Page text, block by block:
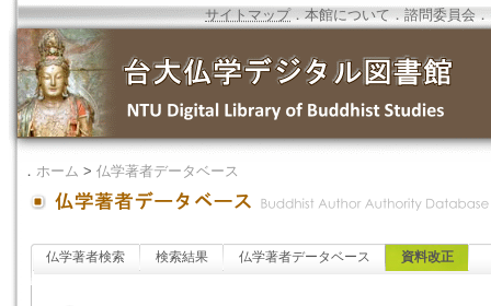
サイトマップ．本館について ．諮問委員会 ．
． ホーム > 仏学著者データベース
仏学著者検索 検索結果 仏学著者データベース 資料改正